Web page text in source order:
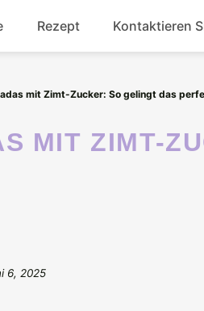
Rezept Kontaktieren
mit Zimt-Zucker: So gelingt das
6, 2025